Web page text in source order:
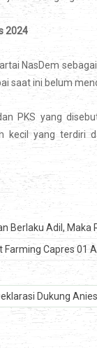
2024
NasDem
saat ini belum
PKS yang
kecil yang terdiri
Berlaku Adil, Maka
Capres 01
Dukung